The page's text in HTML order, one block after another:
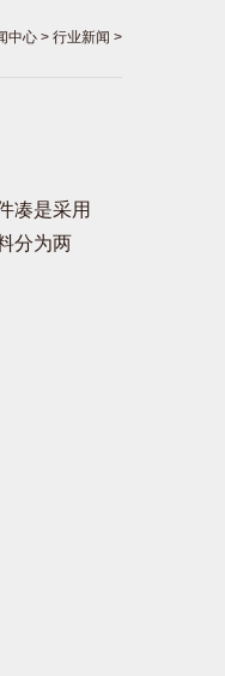
中心 > 行业新闻 >
凑是采用
分为两